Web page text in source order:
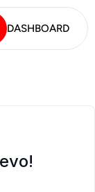
DASHBOARD